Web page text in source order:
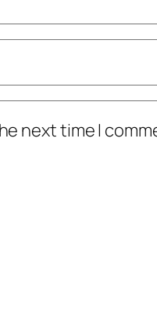
next time I